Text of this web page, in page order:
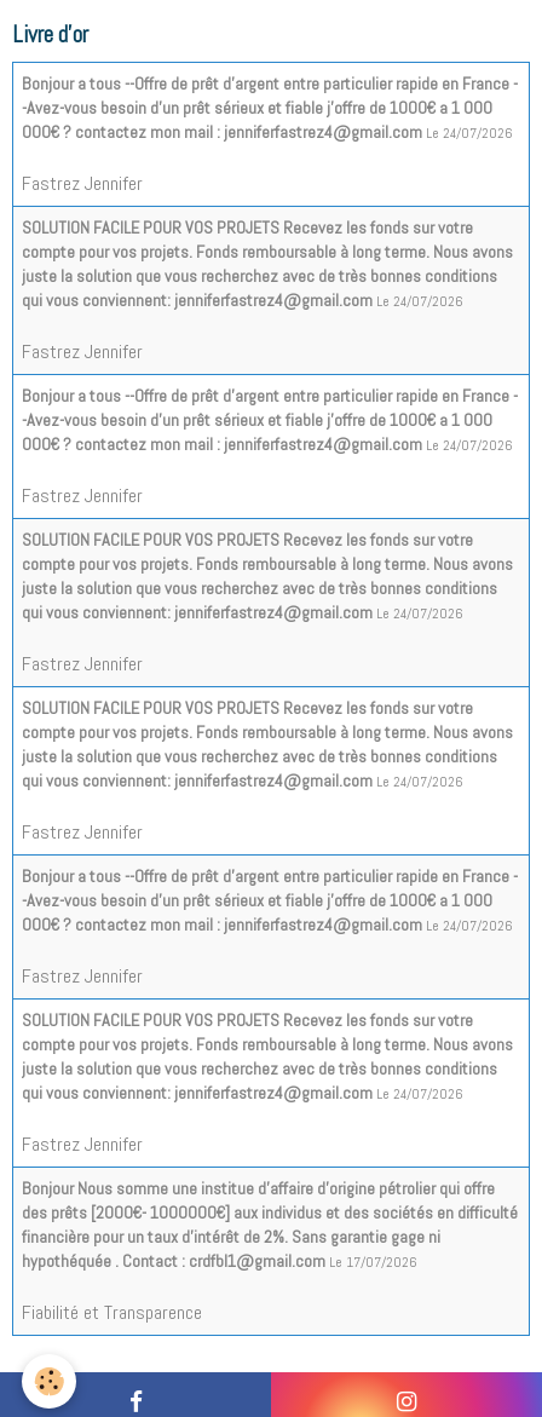
Livre d'or
Bonjour a tous --Offre de prêt d'argent entre particulier rapide en France -
-Avez-vous besoin d'un prêt sérieux et fiable j'offre de 1000€ a 1 000
000€ ? contactez mon mail : jenniferfastrez4@gmail.com Le 24/07/2026
Fastrez Jennifer
SOLUTION FACILE POUR VOS PROJETS Recevez les fonds sur votre
compte pour vos projets. Fonds remboursable à long terme. Nous avons
juste la solution que vous recherchez avec de très bonnes conditions
qui vous conviennent: jenniferfastrez4@gmail.com Le 24/07/2026
Fastrez Jennifer
Bonjour a tous --Offre de prêt d'argent entre particulier rapide en France -
-Avez-vous besoin d'un prêt sérieux et fiable j'offre de 1000€ a 1 000
000€ ? contactez mon mail : jenniferfastrez4@gmail.com Le 24/07/2026
Fastrez Jennifer
SOLUTION FACILE POUR VOS PROJETS Recevez les fonds sur votre
compte pour vos projets. Fonds remboursable à long terme. Nous avons
juste la solution que vous recherchez avec de très bonnes conditions
qui vous conviennent: jenniferfastrez4@gmail.com Le 24/07/2026
Fastrez Jennifer
SOLUTION FACILE POUR VOS PROJETS Recevez les fonds sur votre
compte pour vos projets. Fonds remboursable à long terme. Nous avons
juste la solution que vous recherchez avec de très bonnes conditions
qui vous conviennent: jenniferfastrez4@gmail.com Le 24/07/2026
Fastrez Jennifer
Bonjour a tous --Offre de prêt d'argent entre particulier rapide en France -
-Avez-vous besoin d'un prêt sérieux et fiable j'offre de 1000€ a 1 000
000€ ? contactez mon mail : jenniferfastrez4@gmail.com Le 24/07/2026
Fastrez Jennifer
SOLUTION FACILE POUR VOS PROJETS Recevez les fonds sur votre
compte pour vos projets. Fonds remboursable à long terme. Nous avons
juste la solution que vous recherchez avec de très bonnes conditions
qui vous conviennent: jenniferfastrez4@gmail.com Le 24/07/2026
Fastrez Jennifer
Bonjour Nous somme une institue d’affaire d’origine pétrolier qui offre
des prêts [2000€- 1000000€] aux individus et des sociétés en difficulté
financière pour un taux d'intérêt de 2%. Sans garantie gage ni
hypothéquée . Contact : crdfbl1@gmail.com Le 17/07/2026
Fiabilité et Transparence
Tous les messages